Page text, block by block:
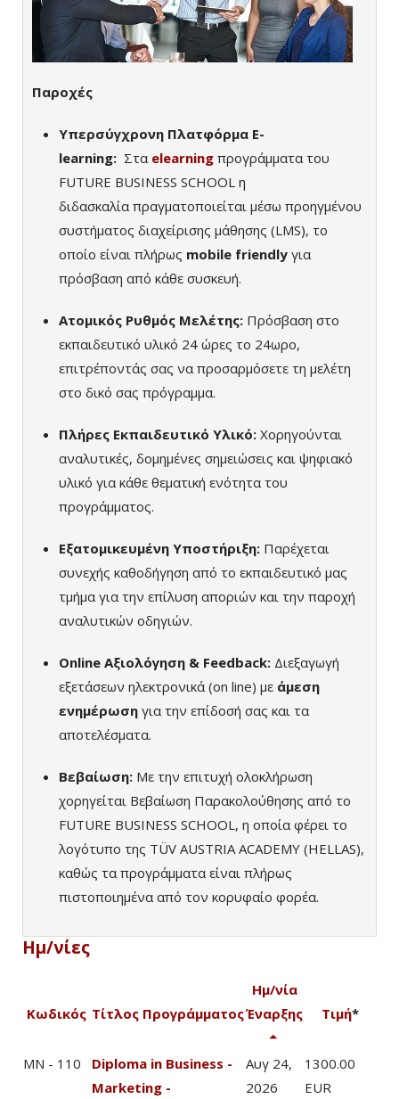
Παροχές
Υπερσύγχρονη Πλατφόρμα E-
learning: Στα elearning προγράμματα του
FUTURE BUSINESS SCHOOL η
διδασκαλία πραγματοποιείται μέσω προηγμένου
συστήματος διαχείρισης μάθησης (LMS), το
οποίο είναι πλήρως mobile friendly για
πρόσβαση από κάθε συσκευή.
Ατομικός Ρυθμός Μελέτης: Πρόσβαση στο
εκπαιδευτικό υλικό 24 ώρες το 24ωρο,
επιτρέποντάς σας να προσαρμόσετε τη μελέτη
στο δικό σας πρόγραμμα.
Πλήρες Εκπαιδευτικό Υλικό: Χορηγούνται
αναλυτικές, δομημένες σημειώσεις και ψηφιακό
υλικό για κάθε θεματική ενότητα του
προγράμματος.
Εξατομικευμένη Υποστήριξη: Παρέχεται
συνεχής καθοδήγηση από το εκπαιδευτικό μας
τμήμα για την επίλυση αποριών και την παροχή
αναλυτικών οδηγιών.
Online Αξιολόγηση & Feedback: Διεξαγωγή
εξετάσεων ηλεκτρονικά (on line) με άμεση
ενημέρωση για την επίδοσή σας και τα
αποτελέσματα.
Βεβαίωση: Με την επιτυχή ολοκλήρωση
χορηγείται Βεβαίωση Παρακολούθησης από το
FUTURE BUSINESS SCHOOL, η οποία φέρει το
λογότυπο της TÜV AUSTRIA ACADEMY (HELLAS),
καθώς τα προγράμματα είναι πλήρως
πιστοποιημένα από τον κορυφαίο φορέα.
Ημ/νίες
Κωδικός Τίτλος Προγράμματος
Ημ/νία
Έναρξης
Τιμή*
MN - 110
Diploma in Business -
Marketing -
Αυγ 24,
2026
1300.00
EUR